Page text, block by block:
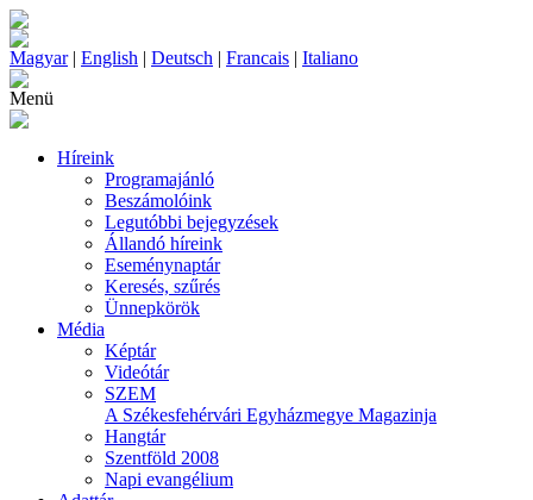
Magyar| English | Deutsch | Francais | Italiano
Menü
Híreink
Programajánló
Beszámolóink
Legutóbbi bejegyzések
Állandó híreink
Eseménynaptár
Keresés, szűrés
Ünnepkörök
Média
Képtár
Videótár
SZEM
A Székesfehérvári Egyházmegye Magazinja
Hangtár
Szentföld 2008
Napi evangélium